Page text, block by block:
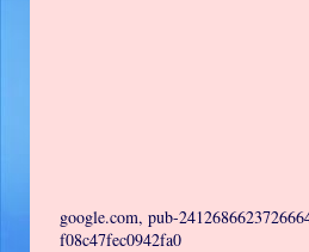
google.com, pub-
f08c47fec0942fa0